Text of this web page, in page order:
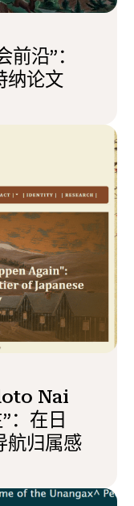
沿”：
纳论文
Nai
：在日
航归属感